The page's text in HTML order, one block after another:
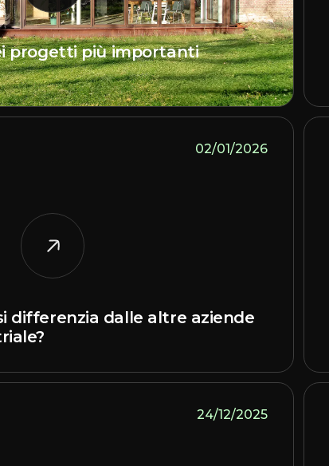
progetti più importanti
02/01/2026
differenzia dalle altre aziende
24/12/2025